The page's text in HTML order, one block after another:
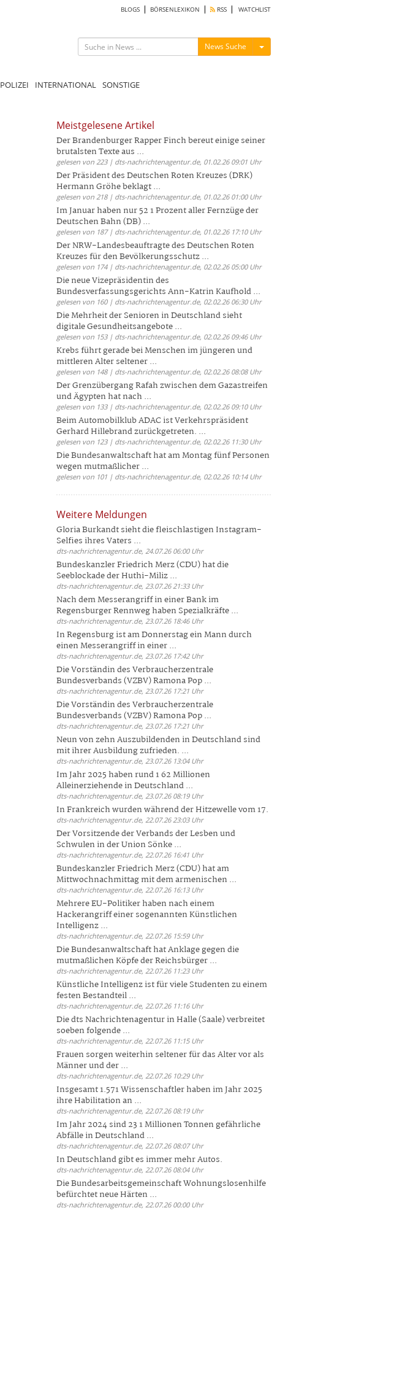
BLOGS BÖRSENLEXIKON RSS WATCHLIST
News Suche Menü ein-/ausblenden
POLIZEI INTERNATIONAL SONSTIGE
Meistgelesene Artikel
Der Brandenburger Rapper Finch bereut einige seiner
brutalsten Texte aus ...
gelesen von 223 | dts-nachrichtenagentur.de, 01.02.26 09:01 Uhr
Der Präsident des Deutschen Roten Kreuzes (DRK)
Hermann Gröhe beklagt ...
gelesen von 218 | dts-nachrichtenagentur.de, 01.02.26 01:00 Uhr
Im Januar haben nur 52 1 Prozent aller Fernzüge der
Deutschen Bahn (DB) ...
gelesen von 187 | dts-nachrichtenagentur.de, 01.02.26 17:10 Uhr
Der NRW-Landesbeauftragte des Deutschen Roten
Kreuzes für den Bevölkerungsschutz ...
gelesen von 174 | dts-nachrichtenagentur.de, 02.02.26 05:00 Uhr
Die neue Vizepräsidentin des
Bundesverfassungsgerichts Ann-Katrin Kaufhold ...
gelesen von 160 | dts-nachrichtenagentur.de, 02.02.26 06:30 Uhr
Die Mehrheit der Senioren in Deutschland sieht
digitale Gesundheitsangebote ...
gelesen von 153 | dts-nachrichtenagentur.de, 02.02.26 09:46 Uhr
Krebs führt gerade bei Menschen im jüngeren und
mittleren Alter seltener ...
gelesen von 148 | dts-nachrichtenagentur.de, 02.02.26 08:08 Uhr
Der Grenzübergang Rafah zwischen dem Gazastreifen
und Ägypten hat nach ...
gelesen von 133 | dts-nachrichtenagentur.de, 02.02.26 09:10 Uhr
Beim Automobilklub ADAC ist Verkehrspräsident
Gerhard Hillebrand zurückgetreten. ...
gelesen von 123 | dts-nachrichtenagentur.de, 02.02.26 11:30 Uhr
Die Bundesanwaltschaft hat am Montag fünf Personen
wegen mutmaßlicher ...
gelesen von 101 | dts-nachrichtenagentur.de, 02.02.26 10:14 Uhr
Weitere Meldungen
Gloria Burkandt sieht die fleischlastigen Instagram-
Selfies ihres Vaters ...
dts-nachrichtenagentur.de, 24.07.26 06:00 Uhr
Bundeskanzler Friedrich Merz (CDU) hat die
Seeblockade der Huthi-Miliz ...
dts-nachrichtenagentur.de, 23.07.26 21:33 Uhr
Nach dem Messerangriff in einer Bank im
Regensburger Rennweg haben Spezialkräfte ...
dts-nachrichtenagentur.de, 23.07.26 18:46 Uhr
In Regensburg ist am Donnerstag ein Mann durch
einen Messerangriff in einer ...
dts-nachrichtenagentur.de, 23.07.26 17:42 Uhr
Die Vorständin des Verbraucherzentrale
Bundesverbands (VZBV) Ramona Pop ...
dts-nachrichtenagentur.de, 23.07.26 17:21 Uhr
Die Vorständin des Verbraucherzentrale
Bundesverbands (VZBV) Ramona Pop ...
dts-nachrichtenagentur.de, 23.07.26 17:21 Uhr
Neun von zehn Auszubildenden in Deutschland sind
mit ihrer Ausbildung zufrieden. ...
dts-nachrichtenagentur.de, 23.07.26 13:04 Uhr
Im Jahr 2025 haben rund 1 62 Millionen
Alleinerziehende in Deutschland ...
dts-nachrichtenagentur.de, 23.07.26 08:19 Uhr
In Frankreich wurden während der Hitzewelle vom 17.
dts-nachrichtenagentur.de, 22.07.26 23:03 Uhr
Der Vorsitzende der Verbands der Lesben und
Schwulen in der Union Sönke ...
dts-nachrichtenagentur.de, 22.07.26 16:41 Uhr
Bundeskanzler Friedrich Merz (CDU) hat am
Mittwochnachmittag mit dem armenischen ...
dts-nachrichtenagentur.de, 22.07.26 16:13 Uhr
Mehrere EU-Politiker haben nach einem
Hackerangriff einer sogenannten Künstlichen
Intelligenz ...
dts-nachrichtenagentur.de, 22.07.26 15:59 Uhr
Die Bundesanwaltschaft hat Anklage gegen die
mutmaßlichen Köpfe der Reichsbürger ...
dts-nachrichtenagentur.de, 22.07.26 11:23 Uhr
Künstliche Intelligenz ist für viele Studenten zu einem
festen Bestandteil ...
dts-nachrichtenagentur.de, 22.07.26 11:16 Uhr
Die dts Nachrichtenagentur in Halle (Saale) verbreitet
soeben folgende ...
dts-nachrichtenagentur.de, 22.07.26 11:15 Uhr
Frauen sorgen weiterhin seltener für das Alter vor als
Männer und der ...
dts-nachrichtenagentur.de, 22.07.26 10:29 Uhr
Insgesamt 1.571 Wissenschaftler haben im Jahr 2025
ihre Habilitation an ...
dts-nachrichtenagentur.de, 22.07.26 08:19 Uhr
Im Jahr 2024 sind 23 1 Millionen Tonnen gefährliche
Abfälle in Deutschland ...
dts-nachrichtenagentur.de, 22.07.26 08:07 Uhr
In Deutschland gibt es immer mehr Autos.
dts-nachrichtenagentur.de, 22.07.26 08:04 Uhr
Die Bundesarbeitsgemeinschaft Wohnungslosenhilfe
befürchtet neue Härten ...
dts-nachrichtenagentur.de, 22.07.26 00:00 Uhr